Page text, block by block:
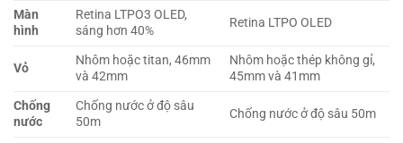
Màn
hình
Retina LTPO3 OLED,
sáng hơn 40%
Retina LTPO OLED
Vỏ
Nhôm hoặc titan, 46mm
và 42mm
Nhôm hoặc thép không gỉ,
45mm và 41mm
Chống
nước
Chống nước ở độ sâu
50m
Chống nước ở độ sâu 50m